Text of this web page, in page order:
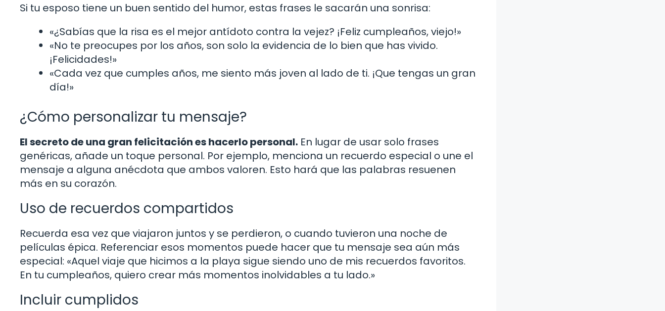
Si tu esposo tiene un buen sentido del humor, estas frases le sacarán una sonrisa:
«¿Sabías que la risa es el mejor antídoto contra la vejez? ¡Feliz cumpleaños, viejo!»
«No te preocupes por los años, son solo la evidencia de lo bien que has vivido.
¡Felicidades!»
«Cada vez que cumples años, me siento más joven al lado de ti. ¡Que tengas un gran
día!»
¿Cómo personalizar tu mensaje?
El secreto de una gran felicitación es hacerlo personal. En lugar de usar solo frases
genéricas, añade un toque personal. Por ejemplo, menciona un recuerdo especial o une el
mensaje a alguna anécdota que ambos valoren. Esto hará que las palabras resuenen
más en su corazón.
Uso de recuerdos compartidos
Recuerda esa vez que viajaron juntos y se perdieron, o cuando tuvieron una noche de
películas épica. Referenciar esos momentos puede hacer que tu mensaje sea aún más
especial: «Aquel viaje que hicimos a la playa sigue siendo uno de mis recuerdos favoritos.
En tu cumpleaños, quiero crear más momentos inolvidables a tu lado.»
Incluir cumplidos